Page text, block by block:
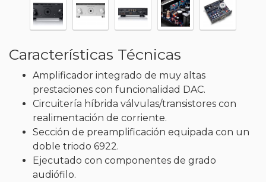
Características Técnicas
Amplificador integrado de muy altas
prestaciones con funcionalidad DAC.
Circuitería híbrida válvulas/transistores con
realimentación de corriente.
Sección de preamplificación equipada con un
doble triodo 6922.
Ejecutado con componentes de grado
audiófilo.